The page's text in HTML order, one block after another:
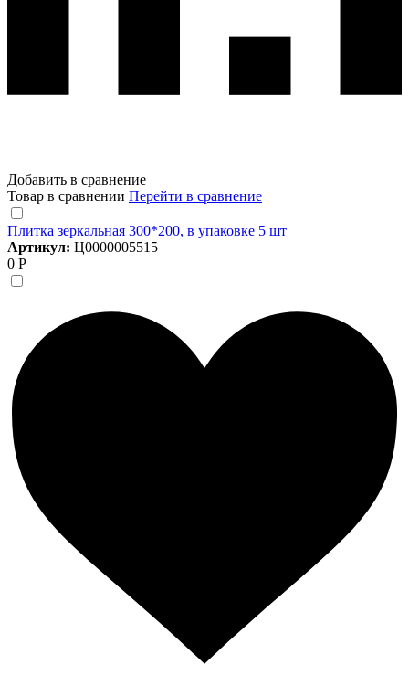
Добавить в сравнение
Товар в сравнении Перейти в сравнение
Плитка зеркальная 300*200, в упаковке 5 шт
Артикул: Ц0000005515
0 Р